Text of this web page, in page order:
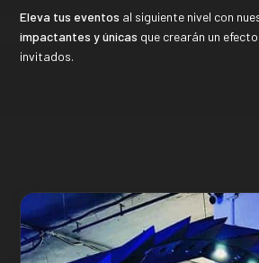
Eleva tus eventos al siguiente nivel con
impactantes y únicas que crearán un
invitados.